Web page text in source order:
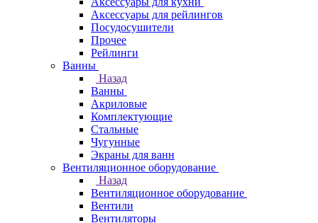
Аксессуары для рейлингов
Посудосушители
Прочее
Рейлинги
Ванны
Назад
Ванны
Акриловые
Комплектующие
Стальные
Чугунные
Экраны для ванн
Вентиляционное оборудование
Назад
Вентиляционное оборудование
Вентили
Вентиляторы